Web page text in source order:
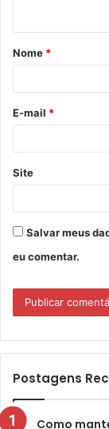
á
r
*
Nome *
E-mail *
Site
Salvar meus
eu comentar.
Postagens
Como